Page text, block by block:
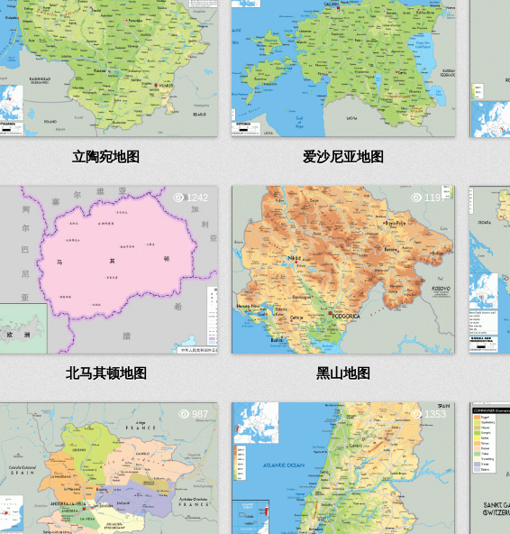
立陶宛地图 爱沙尼亚地图
1242
北马其顿地图
1197
黑山地图
987 1353